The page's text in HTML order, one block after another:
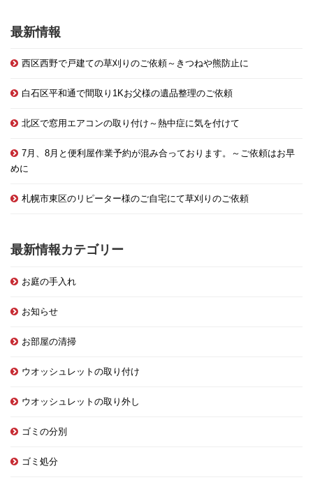
最新情報
西区西野で戸建ての草刈りのご依頼～きつねや熊防止に
白石区平和通で間取り1Kお父様の遺品整理のご依頼
北区で窓用エアコンの取り付け～熱中症に気を付けて
7月、8月と便利屋作業予約が混み合っております。～ご依頼はお早
めに
札幌市東区のリピーター様のご自宅にて草刈りのご依頼
最新情報カテゴリー
お庭の手入れ
お知らせ
お部屋の清掃
ウオッシュレットの取り付け
ウオッシュレットの取り外し
ゴミの分別
ゴミ処分